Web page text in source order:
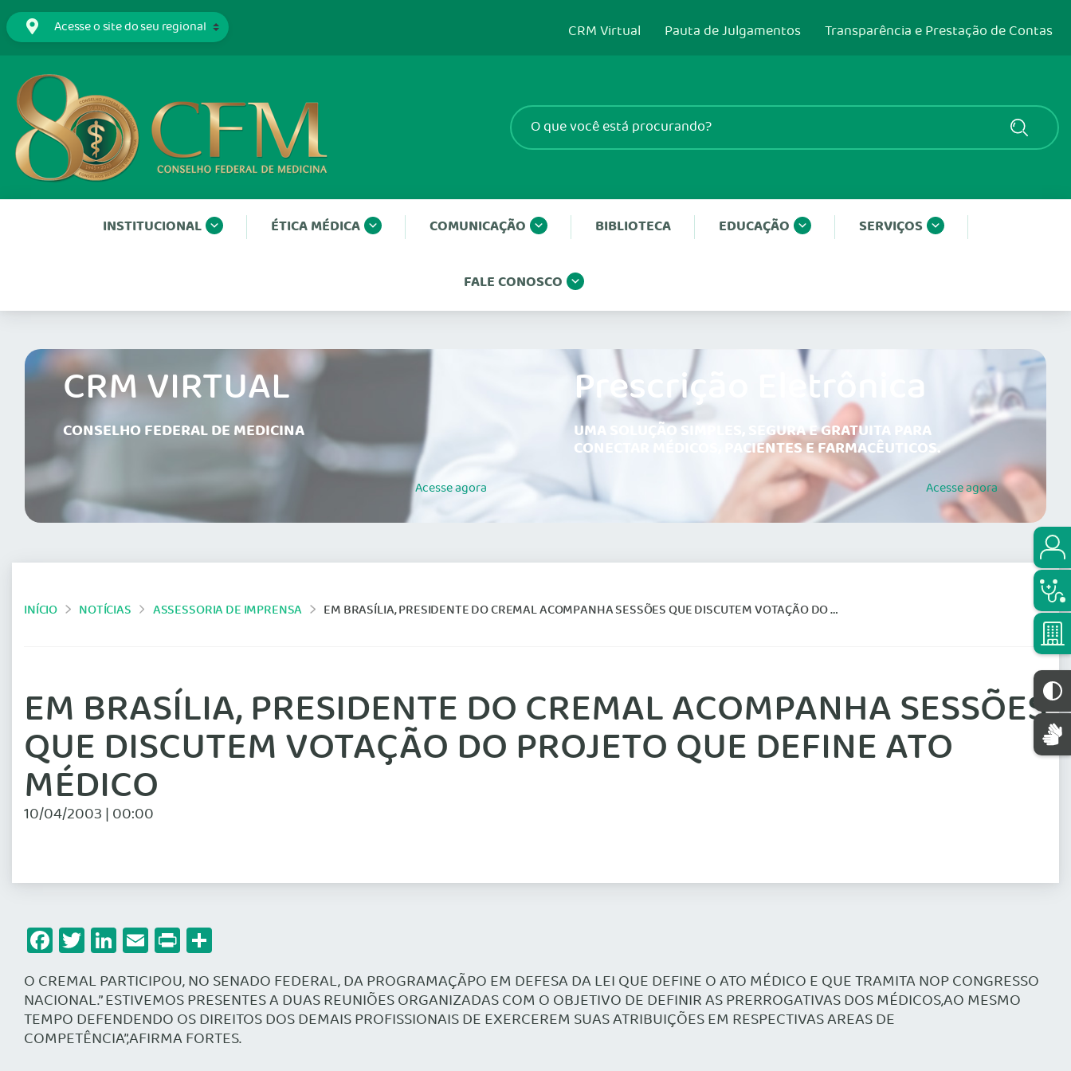
CRM Virtual Pauta de Julgamentos Transparência e Prestação de Contas
INSTITUCIONAL ÉTICA MÉDICA COMUNICAÇÃO BIBLIOTECA EDUCAÇÃO SERVIÇOS
FALE CONOSCO
CRM VIRTUAL
CONSELHO FEDERAL DE MEDICINA
Acesseagora
Prescrição Eletrônica
UMA SOLUÇÃO SIMPLES, SEGURA E GRATUITA PARA
CONECTAR MÉDICOS, PACIENTES E FARMACÊUTICOS.
Acesseagora
INÍCIO NOTÍCIAS ASSESSORIA DE IMPRENSA EM BRASÍLIA, PRESIDENTE DO CREMAL ACOMPANHA SESSÕES QUE DISCUTEM VOTAÇÃO DO PROJETO QUE DEFINE ATO MÉDICO
EM BRASÍLIA, PRESIDENTE DO CREMAL ACOMPANHA SESSÕES
QUE DISCUTEM VOTAÇÃO DO PROJETO QUE DEFINE ATO
MÉDICO
10/04/2003 | 00:00
Facebook
Twitter
LinkedIn
Email
Print
O CREMAL PARTICIPOU, NO SENADO FEDERAL, DA PROGRAMAÇÃPO EM DEFESA DA LEI QUE DEFINE O ATO MÉDICO E QUE TRAMITA NOP CONGRESSO
NACIONAL.” ESTIVEMOS PRESENTES A DUAS REUNIÕES ORGANIZADAS COM O OBJETIVO DE DEFINIR AS PRERROGATIVAS DOS MÉDICOS,AO MESMO
TEMPO DEFENDENDO OS DIREITOS DOS DEMAIS PROFISSIONAIS DE EXERCEREM SUAS ATRIBUIÇÕES EM RESPECTIVAS AREAS DE
COMPETÊNCIA”,AFIRMA FORTES.